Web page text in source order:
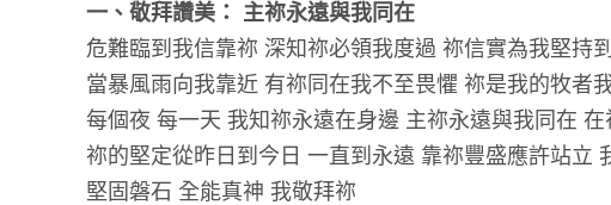
一、敬拜讚美： 主祢永遠與我同在
危難臨到我信靠祢 深知祢必領我度過 祢信實為我堅持
當暴風雨向我靠近 有祢同在我不至畏懼 祢是我的牧者
每個夜 每一天 我知祢永遠在身邊 主祢永遠與我同在
祢的堅定從昨日到今日 一直到永遠 靠祢豐盛應許站立
堅固磐石 全能真神 我敬拜祢